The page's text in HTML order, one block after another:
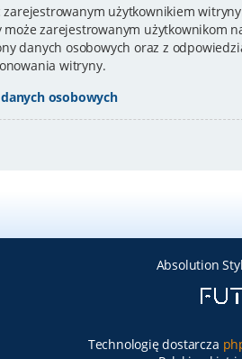
zarejestrowanym użytkownikiem
zarejestrowanym użytkownikom
danych osobowych oraz z
witryny.
osobowych
Absolution
Technologię dostarcza